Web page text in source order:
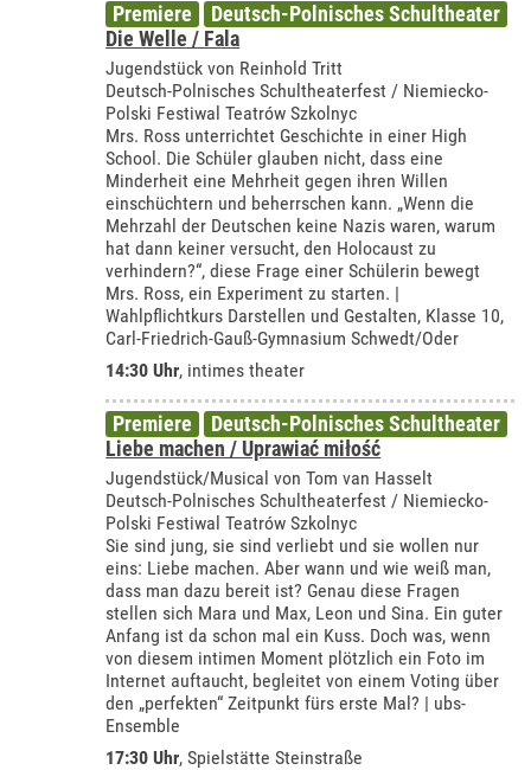
Premiere
Deutsch-Polnisches Schultheater
Die Welle / Fala
Jugendstück von Reinhold Tritt
Deutsch-Polnisches Schultheaterfest / Niemiecko-
Polski Festiwal Teatrów Szkolnyc
Mrs. Ross unterrichtet Geschichte in einer High
School. Die Schüler glauben nicht, dass eine
Minderheit eine Mehrheit gegen ihren Willen
einschüchtern und beherrschen kann. „Wenn die
Mehrzahl der Deutschen keine Nazis waren, warum
hat dann keiner versucht, den Holocaust zu
verhindern?“, diese Frage einer Schülerin bewegt
Mrs. Ross, ein Experiment zu starten. |
Wahlpflichtkurs Darstellen und Gestalten, Klasse 10,
Carl-Friedrich-Gauß-Gymnasium Schwedt/Oder
14:30 Uhr, intimes theater
Premiere
Deutsch-Polnisches Schultheater
Liebe machen / Uprawiać miłość
Jugendstück/Musical von Tom van Hasselt
Deutsch-Polnisches Schultheaterfest / Niemiecko-
Polski Festiwal Teatrów Szkolnyc
Sie sind jung, sie sind verliebt und sie wollen nur
eins: Liebe machen. Aber wann und wie weiß man,
dass man dazu bereit ist? Genau diese Fragen
stellen sich Mara und Max, Leon und Sina. Ein guter
Anfang ist da schon mal ein Kuss. Doch was, wenn
von diesem intimen Moment plötzlich ein Foto im
Internet auftaucht, begleitet von einem Voting über
den „perfekten“ Zeitpunkt fürs erste Mal? | ubs-
Ensemble
17:30 Uhr, Spielstätte Steinstraße